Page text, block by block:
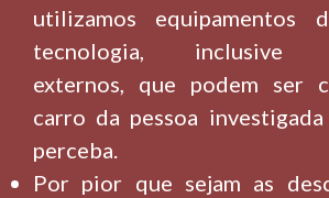
utilizamos equipamentos
tecnologia, inclusive
externos, que podem ser
carro da pessoa
perceba.
Por pior que sejam as